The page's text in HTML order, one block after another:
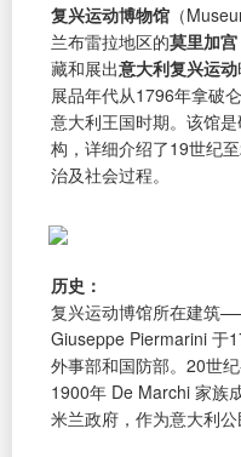
复兴运动博物馆 （
兰布雷拉地区的莫里加宫
藏和展出意大利复兴运动
展品年代从1796年拿破
意大利王国时期。该馆
构，详细介绍了19世纪
治及社会过程。
历史：
复兴运动博馆所在建筑
Giuseppe Piermarini 于
外事部和国防部。20世
1900年 De Marchi 家族
米兰政府，作为意大利公